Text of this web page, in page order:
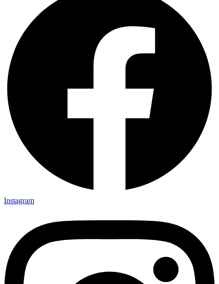
Instagram